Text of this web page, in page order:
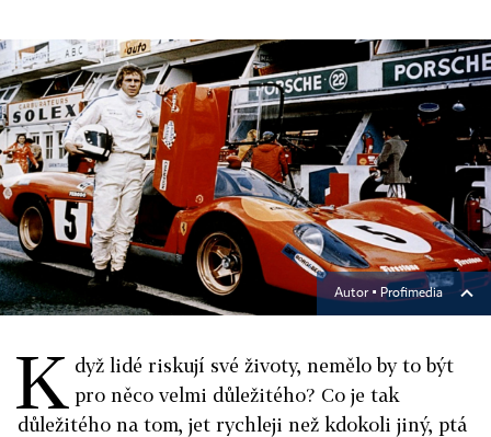
Autor ▪ Profimedia
K dyž lidé riskují své životy, nemělo by to být
pro něco velmi důležitého? Co je tak
důležitého na tom, jet rychleji než kdokoli jiný, ptá